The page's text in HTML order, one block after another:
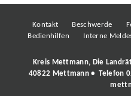
Kontakt Beschwerde
Bedienhilfen
Interne
Kreis Mettmann, Die
40822 Mettmann • Telefon